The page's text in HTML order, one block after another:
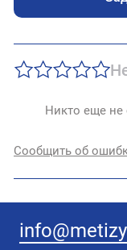
Никто еще не
Сообщить об